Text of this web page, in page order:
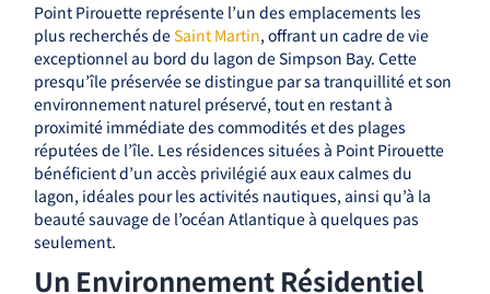
Point Pirouette représente l’un des emplacements les
plus recherchés deSaint Martin, offrant un cadre de vie
exceptionnel au bord du lagon de Simpson Bay. Cette
presqu’île préservée se distingue par sa tranquillité et son
environnement naturel préservé, tout en restant à
proximité immédiate des commodités et des plages
réputées de l’île. Les résidences situées à Point Pirouette
bénéficient d’un accès privilégié aux eaux calmes du
lagon, idéales pour les activités nautiques, ainsi qu’à la
beauté sauvage de l’océan Atlantique à quelques pas
seulement.
Un Environnement Résidentiel